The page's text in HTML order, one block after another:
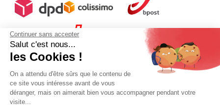
Continuer sans accepter
Salut c'est nous...
les Cookies !
On a attendu d'être sûrs que le contenu de
ce site vous intéresse avant de vous
déranger, mais on aimerait bien vous accompagner pendant votre
visite...